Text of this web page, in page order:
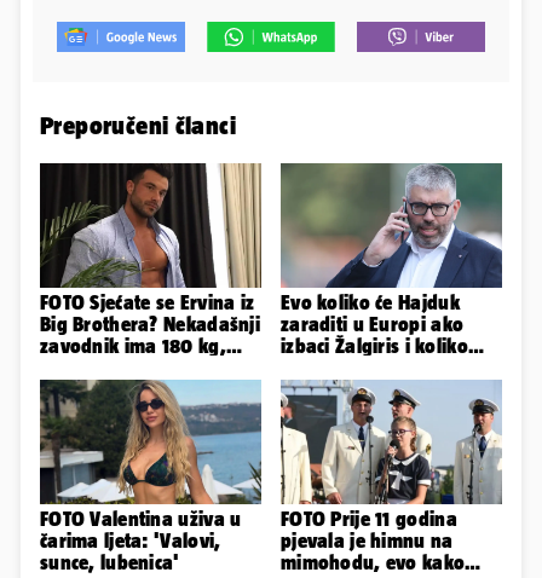
Preporučeni članci
FOTO Sjećate se Ervina iz
Big Brothera? Nekadašnji
zavodnik ima 180 kg,
Evo koliko će Hajduk
zaraditi u Europi ako
izbaci Žalgiris i koliko
FOTO Valentina uživa u
čarima ljeta: 'Valovi,
sunce, lubenica'
FOTO Prije 11 godina
pjevala je himnu na
mimohodu, evo kako